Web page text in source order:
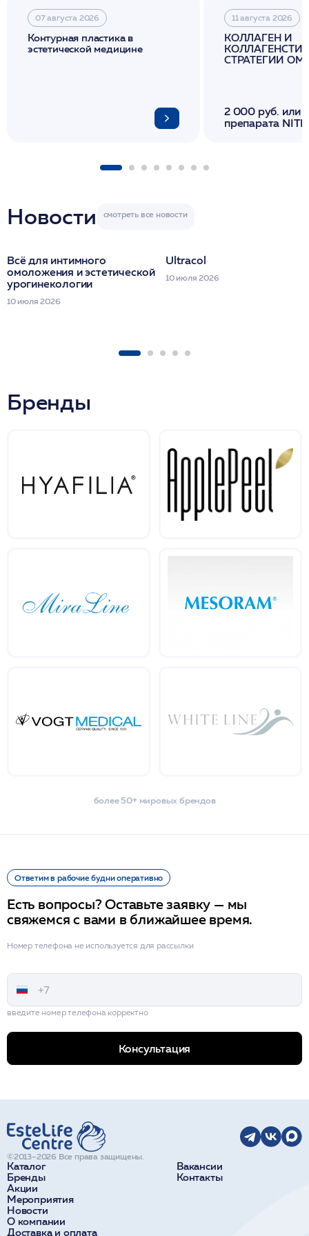
07 августа 2026
Контурная пластика в
эстетической медицине
11 августа 2026
КОЛЛАГЕН И
СТРАТЕГИИ
2 000 руб. или
препарата
Новости
Всё для интимного
омоложения и эстетической
урогинекологии
10 июля 2026
Ultracol
10 июля 2026
Бренды
более 50+ мировых брендов
Ответим в рабочие будни оперативно
Есть вопросы? Оставьте заявку — мы
свяжемся с вами в ближайшее время.
Номер телефона не используется для рассылки
введите номер телефона корректно
Консультация
Каталог
Бренды
Акции
Мероприятия
Новости
О компании
Доставка и оплата
Вакансии
Контакты
©2013–2026 Все права защищены.